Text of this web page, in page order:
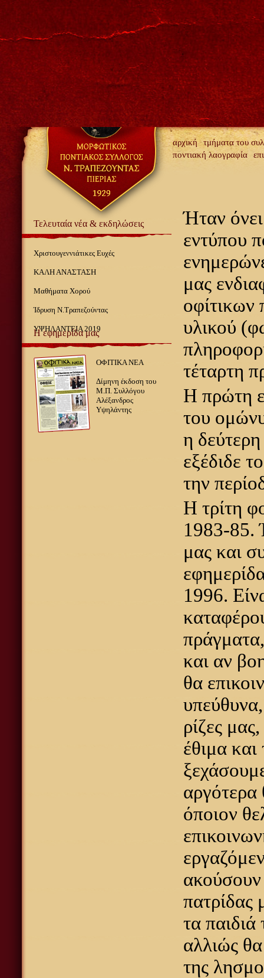
αρχική
τμήματα του
ποντιακή λαογραφία
Τελευταία νέα & εκδηλώσεις
Χριστουγεννιάτικες Ευχές
ΚΑΛΗ ΑΝΑΣΤΑΣΗ
Μαθήματα Χορού
Ίδρυση Ν.Τραπεζούντας
ΥΨΗΛΑΝΤΕΙΑ 2019
Η εφημερίδα μας
ΟΦΙΤΙΚΑ ΝΕΑ
Δίμηνη έκδοση του
Μ.Π. Συλλόγου
Αλέξανδρος
Υψηλάντης
Ήταν
εντύπου
μας
υλικού
τέταρτη
Η πρώτη
του
η
εξέδιδε
την
Η τρίτη
1983-85.
μας και
1996.
και αν
θα
ρίζες
έθιμα
αργότερα
όποιον
ακούσουν
πατρίδας
τα παιδιά
αλλιώς
της